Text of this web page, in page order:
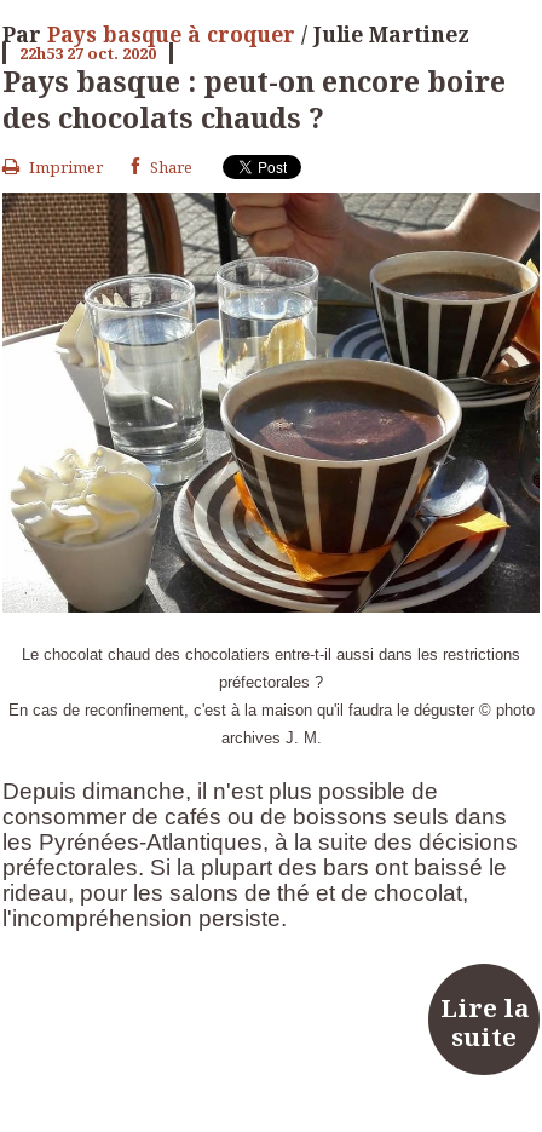
Par Pays basque à croquer / Julie Martinez
22h53 27 oct. 2020
Pays basque : peut-on encore boire
des chocolats chauds ?
Imprimer Share
Le chocolat chaud des chocolatiers entre-t-il aussi dans les restrictions
préfectorales ?
En cas de reconfinement, c'est à la maison qu'il faudra le déguster © photo
archives J. M.
Depuis dimanche, il n'est plus possible de
consommer de cafés ou de boissons seuls dans
les Pyrénées-Atlantiques, à la suite des décisions
préfectorales. Si la plupart des bars ont baissé le
rideau, pour les salons de thé et de chocolat,
l'incompréhension persiste.
Lire la
suite